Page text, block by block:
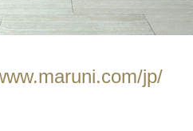
jp/